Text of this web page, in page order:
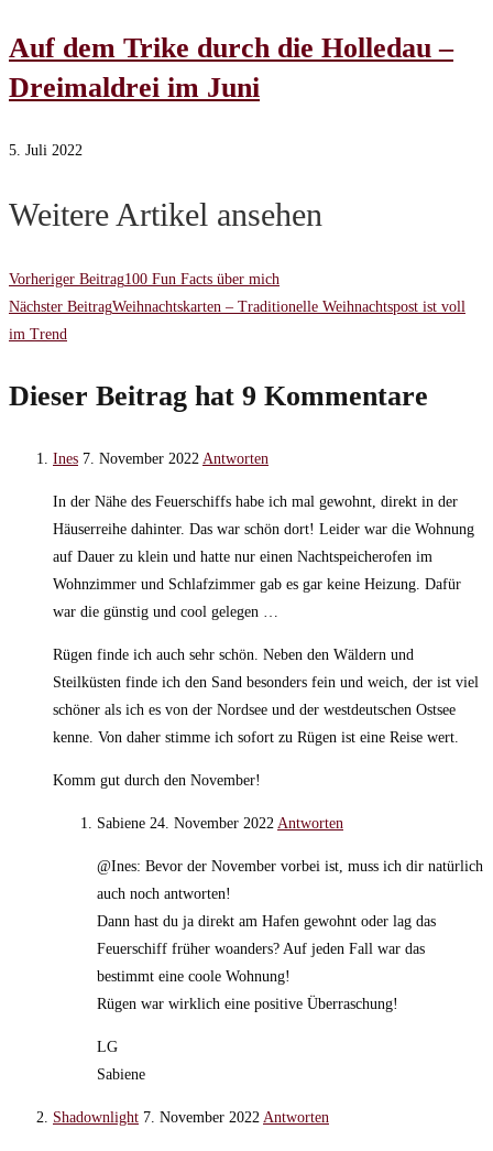
Auf dem Trike durch die Holledau –
Dreimaldrei im Juni
5. Juli 2022
Weitere Artikel ansehen
Vorheriger Beitrag100 Fun Facts über mich
Nächster BeitragWeihnachtskarten – Traditionelle Weihnachtspost ist voll
im Trend
Dieser Beitrag hat 9 Kommentare
Ines 7. November 2022 Antworten
In der Nähe des Feuerschiffs habe ich mal gewohnt, direkt in der
Häuserreihe dahinter. Das war schön dort! Leider war die Wohnung
auf Dauer zu klein und hatte nur einen Nachtspeicherofen im
Wohnzimmer und Schlafzimmer gab es gar keine Heizung. Dafür
war die günstig und cool gelegen …
Rügen finde ich auch sehr schön. Neben den Wäldern und
Steilküsten finde ich den Sand besonders fein und weich, der ist viel
schöner als ich es von der Nordsee und der westdeutschen Ostsee
kenne. Von daher stimme ich sofort zu Rügen ist eine Reise wert.
Komm gut durch den November!
Sabiene 24. November 2022 Antworten
@Ines: Bevor der November vorbei ist, muss ich dir natürlich
auch noch antworten!
Dann hast du ja direkt am Hafen gewohnt oder lag das
Feuerschiff früher woanders? Auf jeden Fall war das
bestimmt eine coole Wohnung!
Rügen war wirklich eine positive Überraschung!
LG
Sabiene
Shadownlight 7. November 2022 Antworten